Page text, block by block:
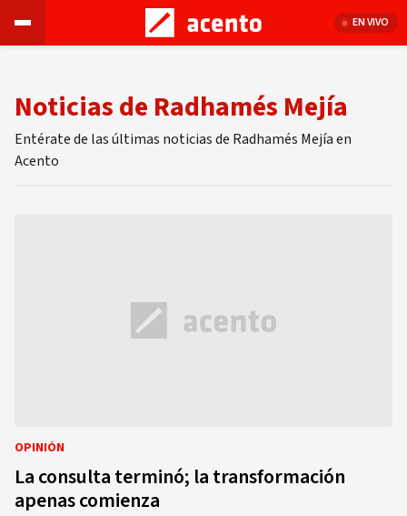
EN VIVO
Noticias de Radhamés Mejía
Entérate de las últimas noticias de Radhamés Mejía en
Acento
OPINIÓN
La consulta terminó; la transformación
apenas comienza